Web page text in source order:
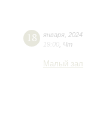
18 января 2024
19:00 Чт
Малый зал